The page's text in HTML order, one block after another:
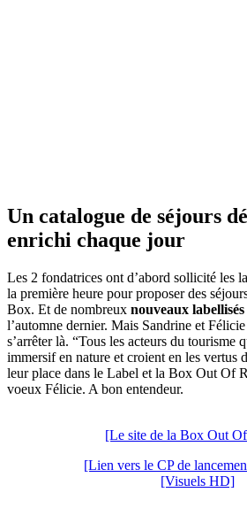
Un catalogue de séjours
enrichi chaque jour
Les 2 fondatrices ont d’abord sollicité les
la première heure pour proposer des
Box. Et de nombreux nouveaux labellisés
l’automne dernier. Mais Sandrine et
s’arrêter là. “Tous les acteurs du tourisme
immersif en nature et croient en les vertus
leur place dans le Label et la Box Out Of
voeux Félicie. A bon entendeur.
[Le site de la Box Out
[Lien vers le CP de
[Visuels HD]